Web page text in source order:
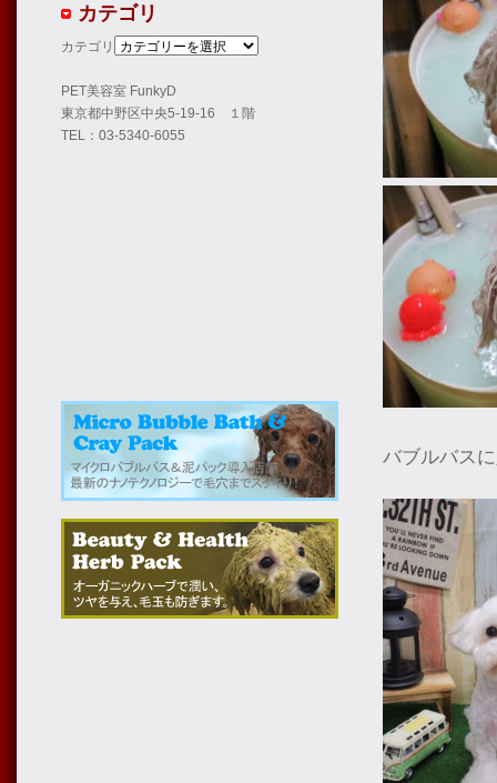
バブルバス
カテゴリ
カテゴリ
PET美容室 FunkyD
東京都中野区中央5-19-16 １階
TEL：03-5340-6055